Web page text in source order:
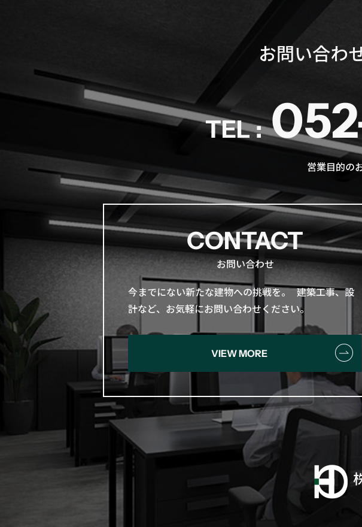
お問い合わ
TEL :
営業目的の
CONTACT
お問い合わせ
今までに​ない​新たな​建物への​挑戦を。​ 建築工事、​設
計など、​お気軽に​お問い​合わせください。
VIEW MORE